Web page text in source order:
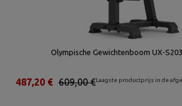
Olympische Gewichtenboom UX-
Laagste productprijs in de
609,00 €
487,20 €